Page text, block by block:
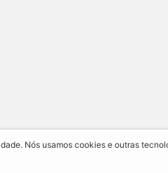
Nós usamos cookies e outras